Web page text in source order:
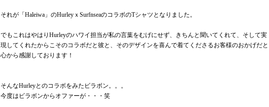
それが「Haleiwa」のHurleyｘSurfnseaのコラボのTシャツとなりました。
でもこれはやはりHurleyのハワイ担当が私の言葉をむげにせず、きちんと聞いてくれて、そして実
現してくれたからこそのコラボだと彼と、そのデザインを喜んで着てくださるお客様のおかげだと
心から感謝しております！
そんなHurleyとのコラボをみたビラボン。。。
今度はビラボンからオファーが・・・笑